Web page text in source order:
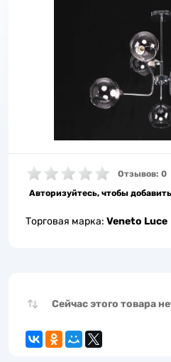
Отзывов: 0
Авторизуйтесь, чтобы
Торговая марка: Veneto Luce
Сейчас этого товара